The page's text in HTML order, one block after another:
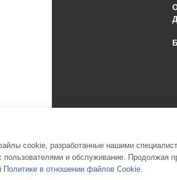
2026 © Инженерные
cookie, разработанные нашими
пользователями и обслуживание. Продолжая
Политике в отношении файлов Cookie.